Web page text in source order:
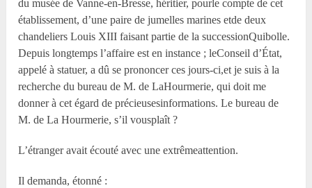
du musée de Vanne-en-Bresse, héritier, pourle compte de cet
établissement, d’une paire de jumelles marines etde deux
chandeliers Louis XIII faisant partie de la successionQuibolle.
Depuis longtemps l’affaire est en instance ; leConseil d’État,
appelé à statuer, a dû se prononcer ces jours-ci,et je suis à la
recherche du bureau de M. de LaHourmerie, qui doit me
donner à cet égard de précieusesinformations. Le bureau de
M. de La Hourmerie, s’il vousplaît ?
L’étranger avait écouté avec une extrêmeattention.
Il demanda, étonné :